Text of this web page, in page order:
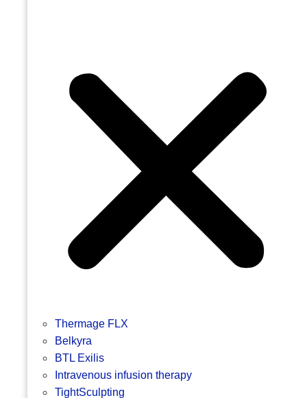
Thermage FLX
Belkyra
BTL Exilis
Intravenous infusion therapy
TightSculpting